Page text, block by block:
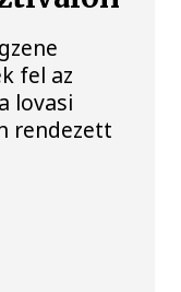
fel az
lovasi
rendezett